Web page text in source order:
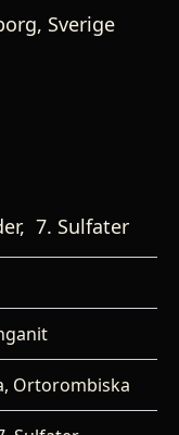
Sverige
7. Sulfater
Ortorombiska